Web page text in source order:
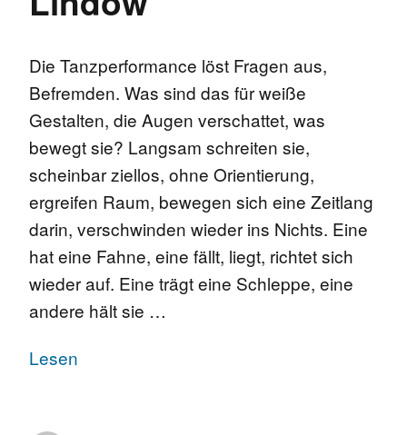
Die Tanzperformance löst Fragen aus,
Befremden. Was sind das für weiße
Gestalten, die Augen verschattet, was
bewegt sie? Langsam schreiten sie,
scheinbar ziellos, ohne Orientierung,
ergreifen Raum, bewegen sich eine Zeitlang
darin, verschwinden wieder ins Nichts. Eine
hat eine Fahne, eine fällt, liegt, richtet sich
wieder auf. Eine trägt eine Schleppe, eine
andere hält sie …
Lesen